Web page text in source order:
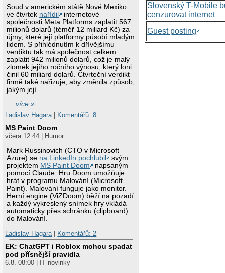
Soud v americkém státě Nové Mexiko
ve čtvrtek nařídil
internetové
společnosti Meta Platforms zaplatit 567
milionů dolarů (téměř 12 miliard Kč) za
újmy, které její platformy působí mladým
lidem. S přihlédnutím k dřívějšímu
verdiktu tak má společnost celkem
zaplatit 942 milionů dolarů, což je malý
zlomek jejího ročního výnosu, který loni
činil 60 miliard dolarů. Čtvrteční verdikt
firmě také nařizuje, aby změnila způsob,
jakým její
…více »
Ladislav Hagara
Komentářů: 8
MS Paint Doom
včera 12:44 | Humor
Mark Russinovich (CTO v Microsoft
Azure) se na LinkedIn pochlubil
svým
projektem MS Paint Doom
napsaným
pomocí Claude. Hru Doom umožňuje
hrát v programu Malování (Microsoft
Paint). Malování funguje jako monitor.
Herní engine (ViZDoom) běží na pozadí
a každý vykreslený snímek hry vkládá
automaticky přes schránku (clipboard)
do Malování.
Ladislav Hagara
Komentářů: 2
EK: ChatGPT i Roblox mohou spadat
pod přísnější pravidla
6.8. 08:00 | IT novinky
Slovenský T-Mobile
cenzurovat internet
Guest posting